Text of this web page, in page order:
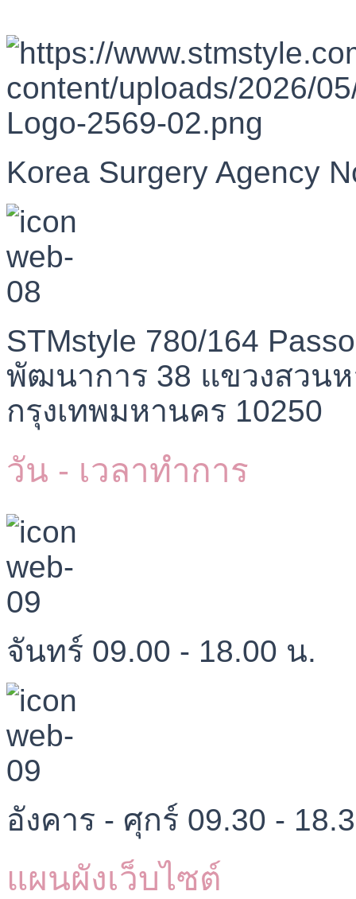
Korea Surgery Agency
STMstyle 780/164
พัฒนาการ 38 แขวงสวน
กรุงเทพมหานคร 10250
วัน - เวลาทำการ
จันทร์ 09.00 - 18.00 น.
อังคาร - ศุกร์ 09.30 -
แผนผังเว็บไซต์